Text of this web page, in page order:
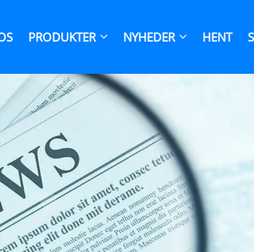
PRODUKTER NYHEDER HENT